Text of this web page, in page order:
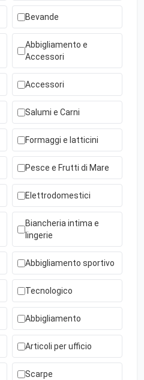
Bevande
Abbigliamento e
Accessori
Accessori
Salumi e Carni
Formaggi e latticini
Pesce e Frutti di Mare
Elettrodomestici
Biancheria intima e
lingerie
Abbigliamento sportivo
Tecnologico
Abbigliamento
Articoli per ufficio
Scarpe